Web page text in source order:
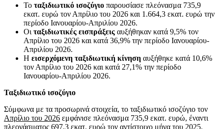
Το ταξιδιωτικό ισοζύγιο παρουσίασε πλεόνασμα 735,9
εκατ. ευρώ τον Απρίλιο του 2026 και 1.664,3 εκατ. ευρώ την
περίοδο Ιανουαρίου-Απριλίου 2026.
Oι ταξιδιωτικές εισπράξεις αυξήθηκαν κατά 9,5% τον
Απρίλιο του 2026 και κατά 36,9% την περίοδο Ιανουαρίου-
Απριλίου 2026.
Η εισερχόμενη ταξιδιωτική κίνηση αυξήθηκε κατά 10,6%
τον Απρίλιο του 2026 και κατά 27,1% την περίοδο
Ιανουαρίου-Απριλίου 2026.
Ταξιδιωτικό ισοζύγιο
Σύμφωνα με τα προσωρινά στοιχεία, το ταξιδιωτικό ισοζύγιο τον
Απρίλιο του 2026 εμφάνισε πλεόνασμα 735,9 εκατ. ευρώ, έναντι
πλεονάσματος 697,3 εκατ. ευρώ τον αντίστοιχο μήνα του 2025.